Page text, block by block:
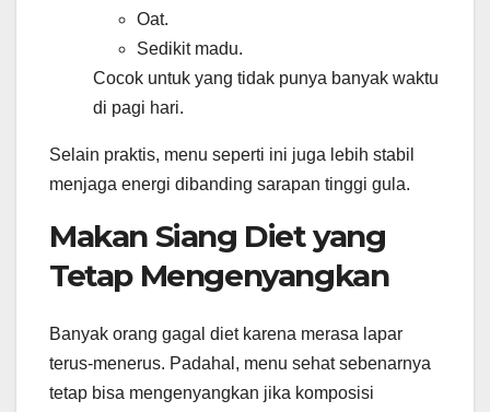
Oat.
Sedikit madu.
Cocok untuk yang tidak punya banyak waktu
di pagi hari.
Selain praktis, menu seperti ini juga lebih stabil
menjaga energi dibanding sarapan tinggi gula.
Makan Siang Diet yang
Tetap Mengenyangkan
Banyak orang gagal diet karena merasa lapar
terus-menerus. Padahal, menu sehat sebenarnya
tetap bisa mengenyangkan jika komposisi